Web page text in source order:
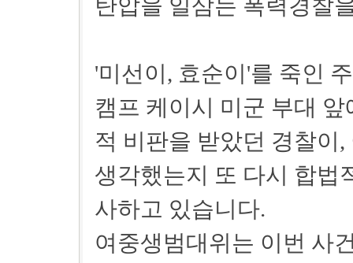
탄압을 일삼는 폭력경찰
'미선이, 효순이'를 죽인
캠프 케이시 미군 부대
적 비판을 받았던 경찰이
생각했는지 또 다시 합법
사하고 있습니다.
여중생범대위는 이번 사